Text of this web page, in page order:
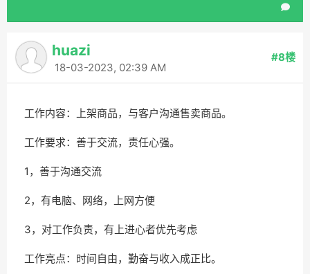
huazi
18-03-2023, 02:39 AM
#8楼
工作内容：上架商品，与客户沟通售卖商品。
工作要求：善于交流，责任心强。
1，善于沟通交流
2，有电脑、网络，上网方便
3，对工作负责，有上进心者优先考虑
工作亮点：时间自由，勤奋与收入成正比。